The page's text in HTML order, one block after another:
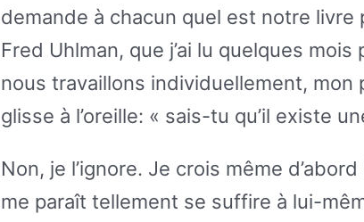
demande à chacun quel est notre livre
Fred Uhlman, que j’ai lu quelques
nous travaillons individuellement, mon
glisse à l’oreille: « sais-tu qu’il existe
Non, je l’ignore. Je crois même
me paraît tellement se suffire à lui-